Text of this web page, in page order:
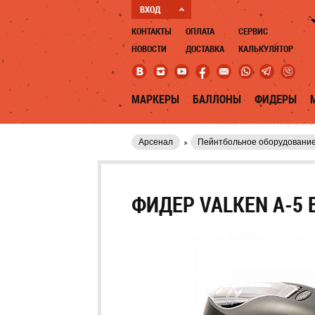
ВХОД
КОНТАКТЫ
НОВОСТИ
ОПЛАТА
ДОСТАВКА
СЕРВИС
КАЛЬКУЛЯТОР
МАРКЕРЫ БАЛЛОНЫ ФИДЕРЫ
Арсенал Пейнтбольное
ФИДЕР VALKEN A-5